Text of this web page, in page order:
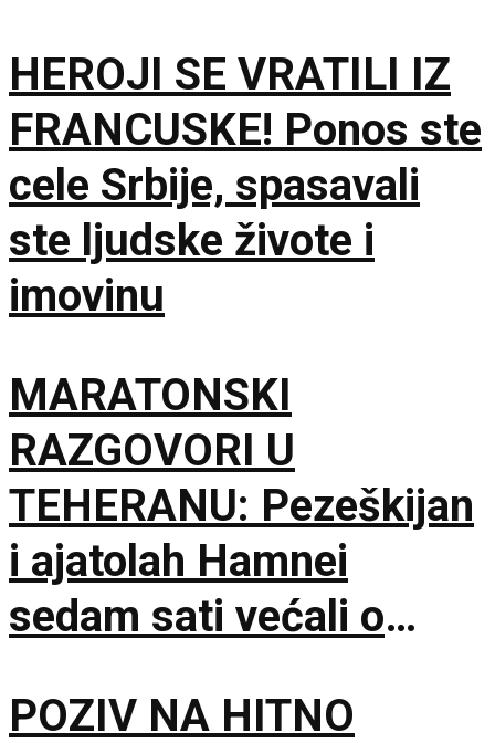
HEROJI SE VRATILI IZ
FRANCUSKE! Ponos ste
cele Srbije, spasavali
ste ljudske živote i
imovinu
MARATONSKI
RAZGOVORI U
TEHERANU: Pezeškijan
i ajatolah Hamnei
sedam sati većali o
POZIV NA HITNO